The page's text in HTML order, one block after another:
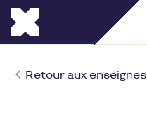
Retour aux enseignes